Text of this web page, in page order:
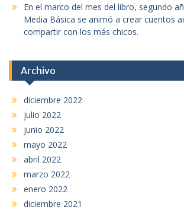
En el marco del mes del libro, segundo
Media Básica se animó a crear cuentos
compartir con los más chicos.
Archivo
diciembre 2022
julio 2022
junio 2022
mayo 2022
abril 2022
marzo 2022
enero 2022
diciembre 2021